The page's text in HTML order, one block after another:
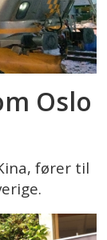
Oslo
fører til